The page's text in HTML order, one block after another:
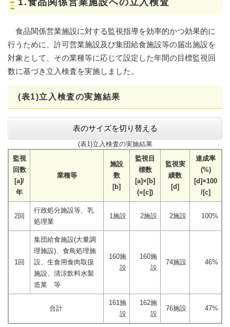
食品関係営業施設に対する監視指導を効率的かつ効果的に
行うために、許可営業施設及び集団給食施設等の届出施設を
対象として、その業種等に応じて設定した年間の目標監視回
数に基づき立入検査を実施しました。
(表1)立入検査の実施結果
表のサイズを切り替える
(表1)立入検査の実施結果
監視
回数
[a]/
年
業種等
施設
数
[b]
監視目
標数
[a]×[b]
(=[c])
監視実
績数
[d]
達成率
(%)
[d]×100
/[c]
2回
行政処分施設等、乳
処理業
1施設 2施設 2施設 100%
1回
集団給食施設(大量調
理施設)、食鳥処理施
設、生食用食肉取扱
施設、清涼飲料水製
造業 等
160施
設
160施
設
74施設 46%
合計
161施
設
162施
設
76施設 47%